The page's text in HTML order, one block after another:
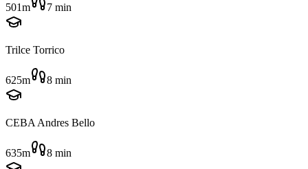
501m 7 min
Trilce Torrico
625m 8 min
CEBA Andres Bello
635m 8 min